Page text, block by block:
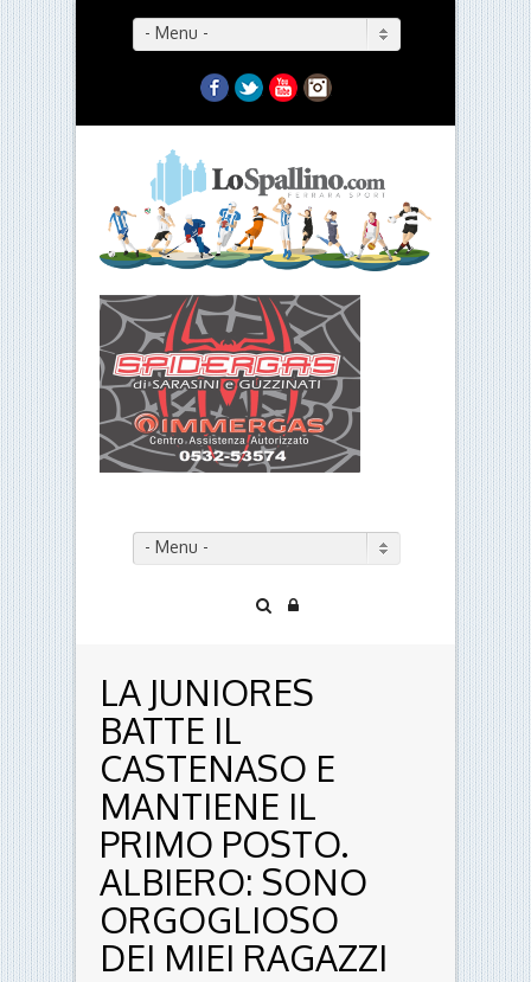
- Menu -
Facebook
TwitterYouTubeInstagram
- Menu -
LA JUNIORES
BATTE IL
CASTENASO E
MANTIENE IL
PRIMO POSTO.
ALBIERO: SONO
ORGOGLIOSO
DEI MIEI RAGAZZI